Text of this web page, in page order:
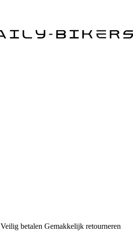
Veilig betalen Gemakkelijk retourneren